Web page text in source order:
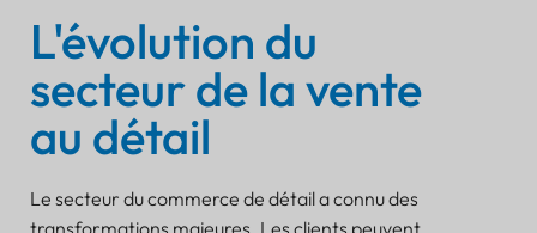
L'évolution du
secteur de la vente
au détail
Le secteur du commerce de détail a connu des
transformations majeures. Les clients peuvent